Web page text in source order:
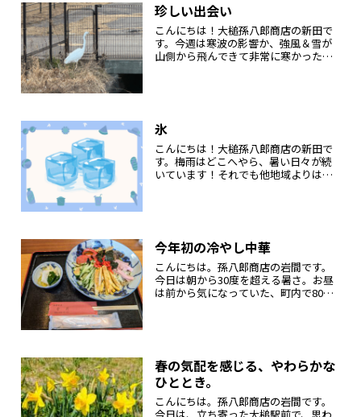
珍しい出会い
こんにちは！大槌孫八郎商店の新田で
す。今週は寒波の影響か、強風＆雪が
山側から飛んできて非常に寒かったで
氷
こんにちは！大槌孫八郎商店の新田で
す。梅雨はどこへやら、暑い日々が続
いています！それでも他地域よりはマ
お...
今年初の冷やし中華
こんにちは。孫八郎商店の岩間です。
今日は朝から30度を超える暑さ。お昼
は前から気になっていた、町内で80代
春の気配を感じる、やわらかな
ひととき。
こんにちは。孫八郎商店の岩間です。